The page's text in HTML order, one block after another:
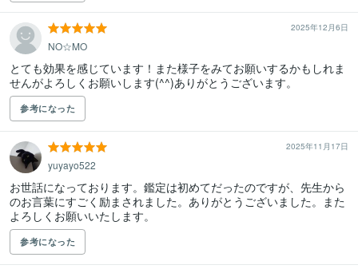
2025年12月6日
NO☆MO
とても効果を感じています！また様子をみてお願いするかもしれま
せんがよろしくお願いします(^^)ありがとうございます。
参考になった
2025年11月17日
yuyayo522
お世話になっております。鑑定は初めてだったのですが、先生から
のお言葉にすごく励まされました。ありがとうございました。また
よろしくお願いいたします。
参考になった